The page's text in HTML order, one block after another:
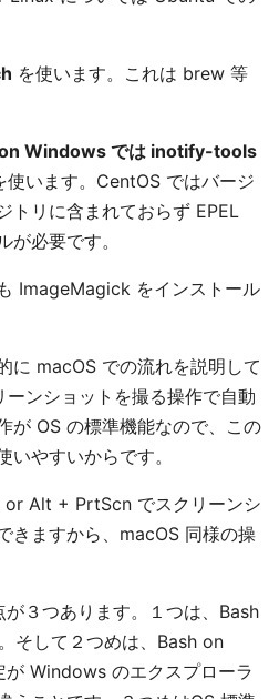
を使います。これは brew 等
Windows では inotify-tools
使います。CentOS ではバージ
トリに含まれておらず EPEL
が必要です。
ImageMagick をインストール
に macOS での流れを説明して
ンショットを撮る操作で自動
が OS の標準機能なので、この
やすいからです。
Alt + PrtScn でスクリーンシ
きますから、macOS 同様の操
３つあります。１つは、Bash
そして２つめは、Bash on
Windows のエクスプローラ